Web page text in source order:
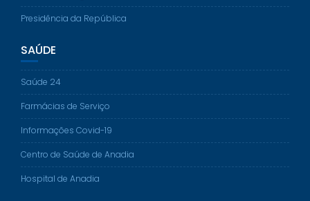
Presidência da República
SAÚDE
Saúde 24
Farmácias de Serviço
Informações Covid-19
Centro de Saúde de Anadia
Hospital de Anadia